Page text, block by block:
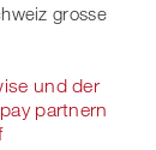
grosse
und der
partnern